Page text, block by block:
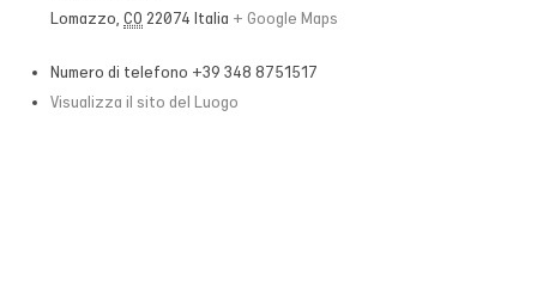
Lomazzo, CO 22074 Italia + Google Maps
Numero di telefono +39 348 8751517
Visualizza il sito del Luogo